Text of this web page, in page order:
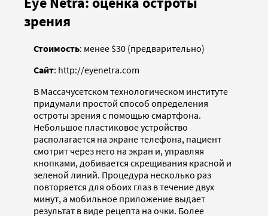
зрения
Стоимость: менее $30 (предварительно)
Сайт: http://eyenetra.com
В Массачусетском технологическом институте
придумали простой способ определения
остроты зрения с помощью смартфона.
Небольшое пластиковое устройство
располагается на экране телефона, пациент
смотрит через него на экран и, управляя
кнопками, добивается скрещивания красной и
зеленой линий. Процедура несколько раз
повторяется для обоих глаз в течение двух
минут, а мобильное приложение выдает
результат в виде рецепта на очки. Более